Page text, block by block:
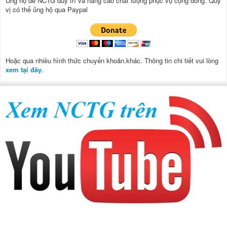
vị có thể ủng hộ qua Paypal
Hoặc qua nhiều hình thức chuyển khoản.khác. Thông tin chi tiết vui lòng
xem tại đây.